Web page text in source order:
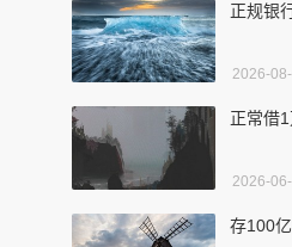
正规银
2026-
正常借
2026-
存100